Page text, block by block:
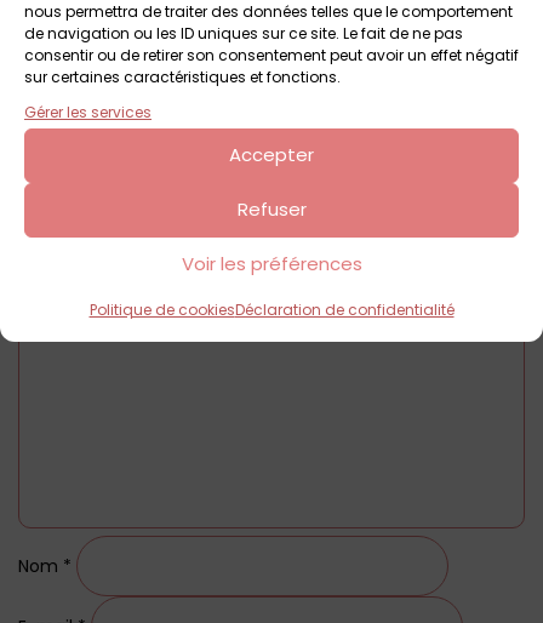
nous permettra de traiter des données telles que le comportement
de navigation ou les ID uniques sur ce site. Le fait de ne pas
consentir ou de retirer son consentement peut avoir un effet négatif
sur certaines caractéristiques et fonctions.
Gérer les services
Accepter
Refuser
Voir les préférences
Politique de cookiesDéclaration de confidentialité
Votre avis sur
Les Champs Libres
Laisser un commentaire
Nom *